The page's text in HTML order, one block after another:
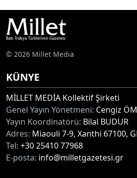
© 2026 Millet Media
KÜNYE
MİLLET MEDİA Kollektif Şirketi
Genel Yayın Yönetmeni: Cengiz
Yayın Koordinatörü: Bilal BUDUR
Adres: Miaouli 7-9, Xanthi 67100,
Tel: +30 25410 77968
E-posta: info@milletgazetesi.gr